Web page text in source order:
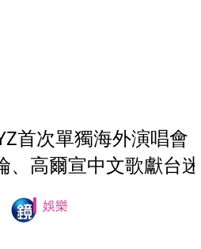
首次單獨海外演唱
、高爾宣中文歌獻台迷
娛樂